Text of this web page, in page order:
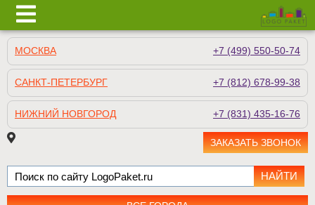
МОСКВА +7 (499) 550-50-74
САНКТ-ПЕТЕРБУРГ +7 (812) 678-99-38
НИЖНИЙ НОВГОРОД +7 (831) 435-16-76
ЗАКАЗАТЬ ЗВОНОК